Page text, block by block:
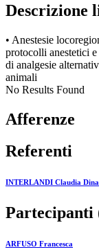
Descrizione
• Anestesie
protocolli anestetici
di analgesie
animali
No Results Found
Afferenze
Referenti
INTERLANDI Claudia Dina
Partecipanti
ARFUSO Francesca